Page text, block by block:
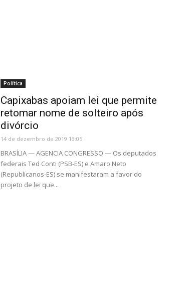
Política
Capixabas apoiam lei que permite
retomar nome de solteiro após
divórcio
14 de dezembro de 2019 13:05
BRASÍLIA — AGENCIA CONGRESSO — Os deputados
federais Ted Conti (PSB-ES) e Amaro Neto
(Republicanos-ES) se manifestaram a favor do
projeto de lei que...